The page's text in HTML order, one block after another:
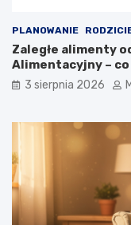
PLANOWANIE
Zaległe alimenty
Alimentacyjny –
3 sierpnia 2026